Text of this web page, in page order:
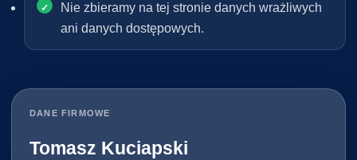
Nie zbieramy na tej stronie danych wrażliwych
ani danych dostępowych.
DANE FIRMOWE
Tomasz Kuciapski